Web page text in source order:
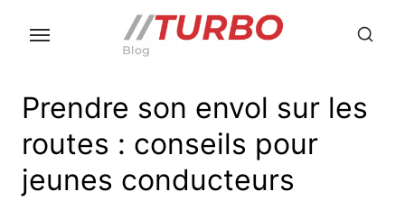
Prendre son envol sur les
routes : conseils pour
jeunes conducteurs